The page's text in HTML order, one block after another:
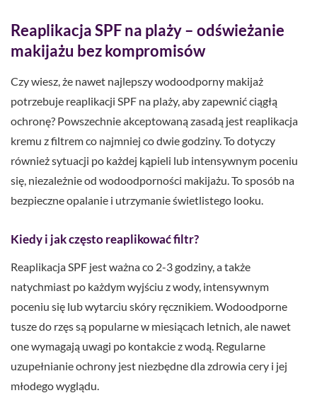
Reaplikacja SPF na plaży – odświeżanie
makijażu bez kompromisów
Czy wiesz, że nawet najlepszy wodoodporny makijaż
potrzebuje reaplikacji SPF na plaży, aby zapewnić ciągłą
ochronę? Powszechnie akceptowaną zasadą jest reaplikacja
kremu z filtrem co najmniej co dwie godziny. To dotyczy
również sytuacji po każdej kąpieli lub intensywnym poceniu
się, niezależnie od wodoodporności makijażu. To sposób na
bezpieczne opalanie i utrzymanie świetlistego looku.
Kiedy i jak często reaplikować filtr?
Reaplikacja SPF jest ważna co 2-3 godziny, a także
natychmiast po każdym wyjściu z wody, intensywnym
poceniu się lub wytarciu skóry ręcznikiem. Wodoodporne
tusze do rzęs są popularne w miesiącach letnich, ale nawet
one wymagają uwagi po kontakcie z wodą. Regularne
uzupełnianie ochrony jest niezbędne dla zdrowia cery i jej
młodego wyglądu.